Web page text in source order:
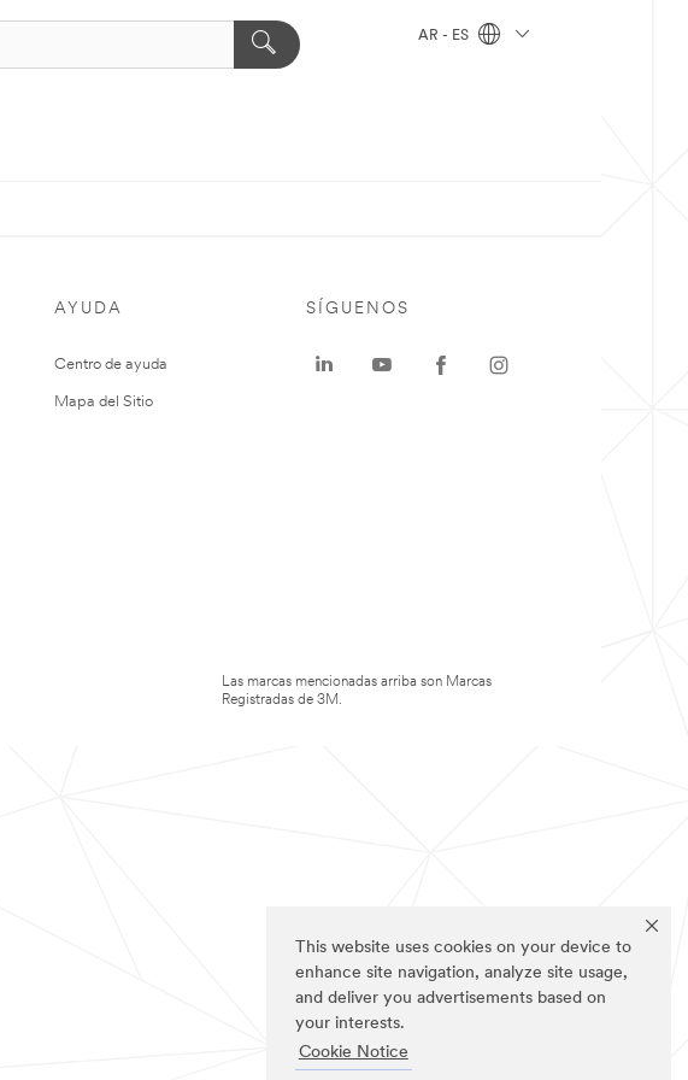
This website uses cookies on your device to
enhance site navigation, analyze site usage,
and deliver you advertisements based on
your interests.
Cookie Notice
AR - ES
AYUDA
Centro de ayuda
Mapa del Sitio
SÍGUENOS
Las marcas mencionadas arriba son Marcas
Registradas de 3M.